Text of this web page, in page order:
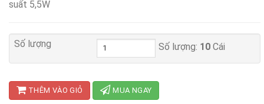
suất 5,5W
Số lượng Số lượng: 10Cái
THÊM VÀO GIỎ MUA NGAY